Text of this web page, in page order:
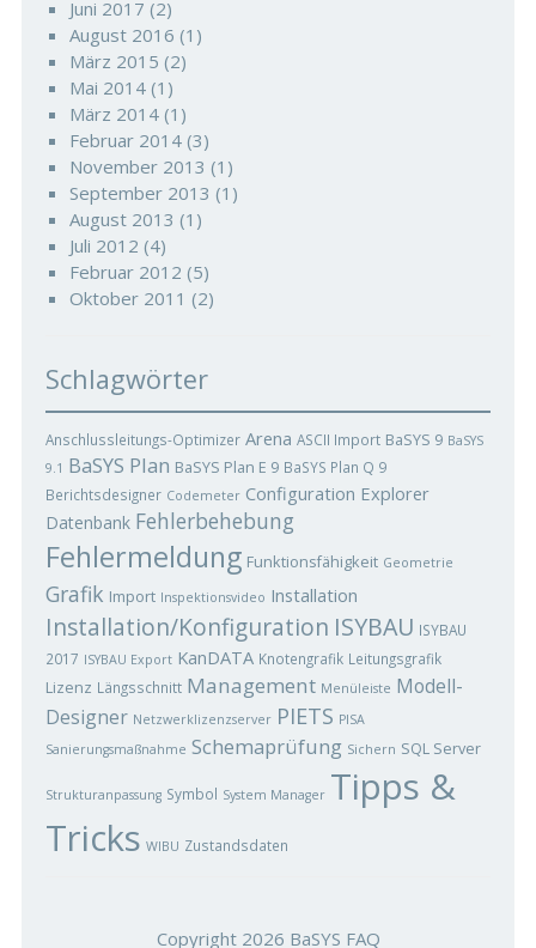
Juni 2017 (2)
August 2016 (1)
März 2015 (2)
Mai 2014(1)
März 2014(1)
Februar 2014(3)
November 2013 (1)
September 2013 (1)
August 2013 (1)
Juli 2012 (4)
Februar 2012 (5)
Oktober 2011 (2)
Schlagwörter
Anschlussleitungs-Optimizer Arena ASCII Import BaSYS 9 BaSYS
9.1 BaSYS Plan BaSYS Plan E 9 BaSYS Plan Q 9
Berichtsdesigner Codemeter Configuration Explorer
Datenbank Fehlerbehebung
Fehlermeldung Funktionsfähigkeit Geometrie
Grafik Import Inspektionsvideo Installation
Installation/Konfiguration ISYBAU ISYBAU
2017 ISYBAU Export KanDATA Knotengrafik Leitungsgrafik
Lizenz Längsschnitt Management Menüleiste Modell-
Designer Netzwerklizenzserver PIETS PISA
Sanierungsmaßnahme Schemaprüfung Sichern SQL Server
Strukturanpassung Symbol System Manager Tipps &
Tricks WIBU Zustandsdaten
Copyright 2026 BaSYS FAQ